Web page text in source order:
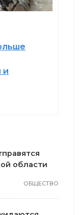
и
области
ОБЩЕСТВО